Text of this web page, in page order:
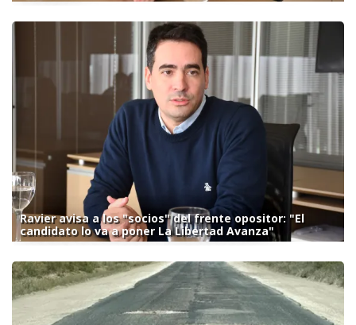
Ravier avisa a los "socios" del frente opositor: "El
candidato lo va a poner La Libertad Avanza"